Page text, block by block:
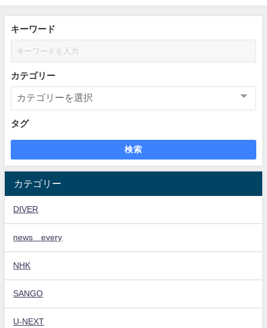
キーワード
カテゴリー
タグ
検索
カテゴリー
DIVER
news every
NHK
SANGO
U-NEXT